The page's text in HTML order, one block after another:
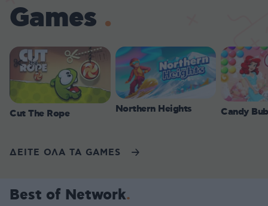
Games
Cut The Rope Northern Heights Candy
ΔΕΙΤΕ ΟΛΑ ΤΑ GAMES
Best of Network